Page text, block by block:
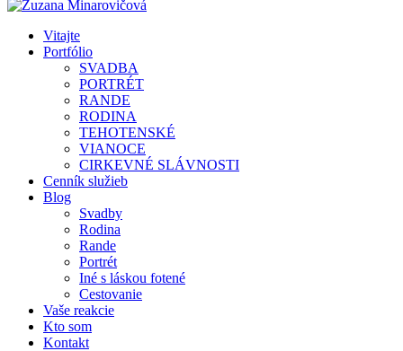
Vitajte
Portfólio
SVADBA
PORTRÉT
RANDE
RODINA
TEHOTENSKÉ
VIANOCE
CIRKEVNÉ SLÁVNOSTI
Cenník služieb
Blog
Svadby
Rodina
Rande
Portrét
Iné s láskou fotené
Cestovanie
Vaše reakcie
Kto som
Kontakt